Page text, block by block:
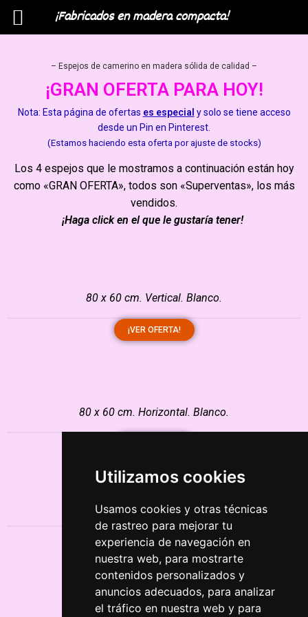
Utilizamos cookies
Usamos cookies y otras técnicas
de rastreo para mejorar tu
experiencia de navegación en
nuestra web, para mostrarte
contenidos personalizados y
anuncios adecuados, para analizar
el tráfico en nuestra web y para
– Espejos de camerino en madera sólida de calidad –
¡GRAN OFERTA PARA HOY!
Nota: Esta página de ofertas es especial y solo se tiene acceso
desde un Pin en Pinterest.
(Estamos haciendo esta oferta por ajuste de stocks)
Los 4 espejos que le mostramos a continuación están hoy
como «GRAN OFERTA», todos son «Superventas», los más
vendidos.
¡Haga click en el que le gustaría tener!
80 x 60 cm. Vertical. Blanco.
¡VER OFERTA!
80 x 60 cm. Horizontal. Blanco.
100 x 76 cm. Vertical. Blanco.
¡VER OFERTA!
¡Fabricados en madera compacta!